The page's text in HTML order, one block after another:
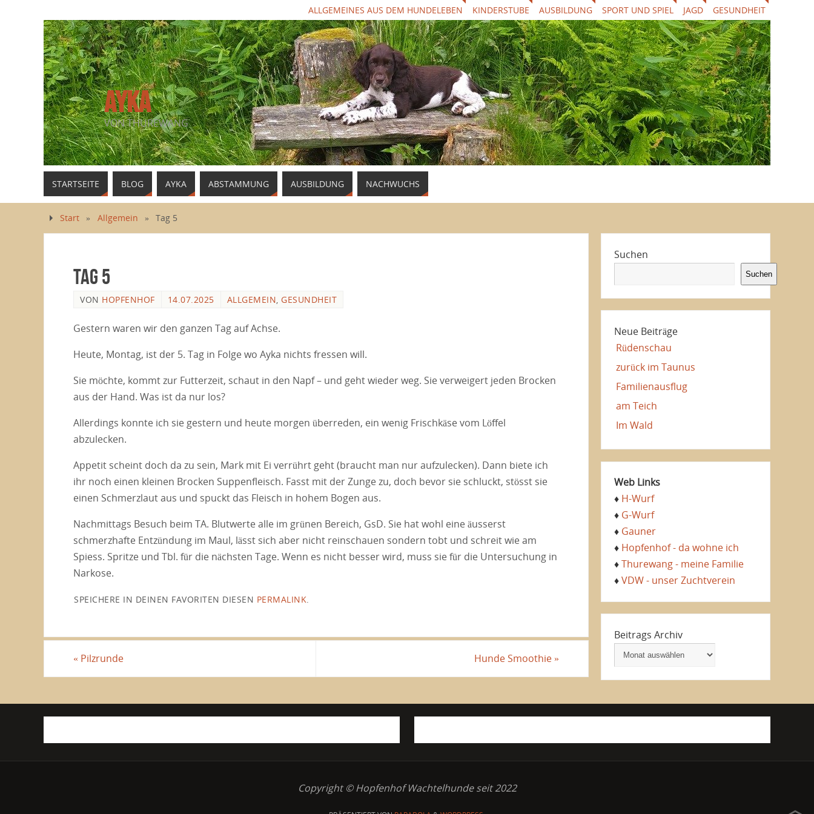
ALLGEMEINES AUS DEM HUNDELEBEN KINDERSTUBE AUSBILDUNG SPORT UND SPIEL JAGD GESUNDHEIT
AYKA
VON THUREWANG
STARTSEITE BLOG AYKA ABSTAMMUNG AUSBILDUNG NACHWUCHS
Start » Allgemein » Tag 5
Tag 5
VON HOPFENHOF 14.07.2025 ALLGEMEIN, GESUNDHEIT
Gestern waren wir den ganzen Tag auf Achse.
Heute, Montag, ist der 5. Tag in Folge wo Ayka nichts fressen will.
Sie möchte, kommt zur Futterzeit, schaut in den Napf – und geht wieder weg. Sie verweigert jeden Brocken
aus der Hand. Was ist da nur los?
Allerdings konnte ich sie gestern und heute morgen überreden, ein wenig Frischkäse vom Löffel
abzulecken.
Appetit scheint doch da zu sein, Mark mit Ei verrührt geht (braucht man nur aufzulecken). Dann biete ich
ihr noch einen kleinen Brocken Suppenfleisch. Fasst mit der Zunge zu, doch bevor sie schluckt, stösst sie
einen Schmerzlaut aus und spuckt das Fleisch in hohem Bogen aus.
Nachmittags Besuch beim TA. Blutwerte alle im grünen Bereich, GsD. Sie hat wohl eine äusserst
schmerzhafte Entzündung im Maul, lässt sich aber nicht reinschauen sondern tobt und schreit wie am
Spiess. Spritze und Tbl. für die nächsten Tage. Wenn es nicht besser wird, muss sie für die Untersuchung in
Narkose.
SPEICHERE IN DEINEN FAVORITEN DIESEN PERMALINK
« Pilzrunde Hunde Smoothie »
Suchen
Suchen
Neue Beiträge
Rüdenschau
zurück im Taunus
Familienausflug
am Teich
Im Wald
Web Links
♦ H-Wurf
♦ G-Wurf
♦ Gauner
♦ Hopfenhof - da wohne ich
♦Thurewang - meine Familie
♦VDW - unser Zuchtverein
Beitrags Archiv
Copyright © Hopfenhof Wachtelhunde seit 2022